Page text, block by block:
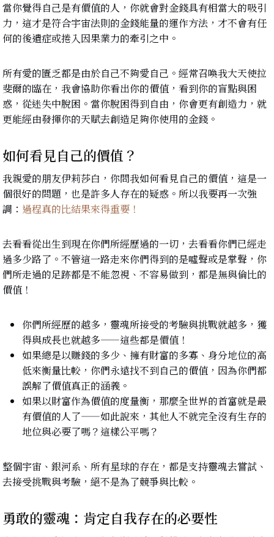
當你覺得自己是有價值的人，你就會對金錢具有相當大的吸引
力，這才是符合宇宙法則的金錢能量的運作方法，才不會有任
何的後遺症或捲入因果業力的牽引之中。
所有愛的匱乏都是由於自己不夠愛自己。經常召喚我大天使拉
斐爾的臨在，我會協助你看出你的價值，看到你的盲點與困
惑，從迷失中脫困。當你脫困得到自由，你會更有創造力，就
更能經由發揮你的天賦去創造足夠你使用的金錢。
如何看見自己的價值？
我親愛的朋友伊莉莎白，你問我如何看見自己的價值，這是一
個很好的問題，也是許多人存在的疑惑。所以我要再一次強
調： 過程真的比結果來得重要！
去看看從出生到現在你們所經歷過的一切，去看看你們已經走
過多少路了。不管這一路走來你們得到的是噓聲或是掌聲，你
們所走過的足跡都是不能忽視、不容易做到，都是無與倫比的
價值！
你們所經歷的越多，靈魂所接受的考驗與挑戰就越多，獲
得與成長也就越多——這些都是價值！
如果總是以賺錢的多少、擁有財富的多寡、身分地位的高
低來衡量比較，你們永遠找不到自己的價值，因為你們都
誤解了價值真正的涵義。
如果以財富作為價值的度量衡，那麼全世界的首富就是最
有價值的人了——如此說來，其他人不就完全沒有生存的
地位與必要了嗎？這樣公平嗎？
整個宇宙、銀河系、所有星球的存在，都是支持靈魂去嘗試、
去接受挑戰與考驗，絕不是為了競爭與比較。
勇敢的靈魂：肯定自我存在的必要性